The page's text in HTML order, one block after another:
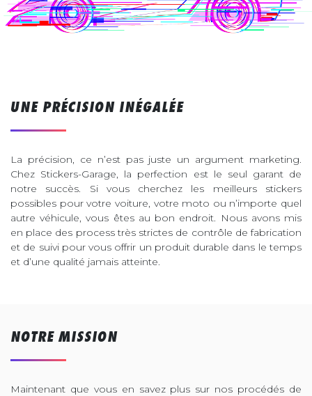
UNE PRÉCISION INÉGALÉE
La précision, ce n’est pas juste un argument marketing.
Chez Stickers-Garage, la perfection est le seul garant de
notre succès. Si vous cherchez les meilleurs stickers
possibles pour votre voiture, votre moto ou n’importe quel
autre véhicule, vous êtes au bon endroit. Nous avons mis
en place des process très strictes de contrôle de fabrication
et de suivi pour vous offrir un produit durable dans le temps
et d’une qualité jamais atteinte.
NOTRE MISSION
Maintenant que vous en savez plus sur nos procédés de